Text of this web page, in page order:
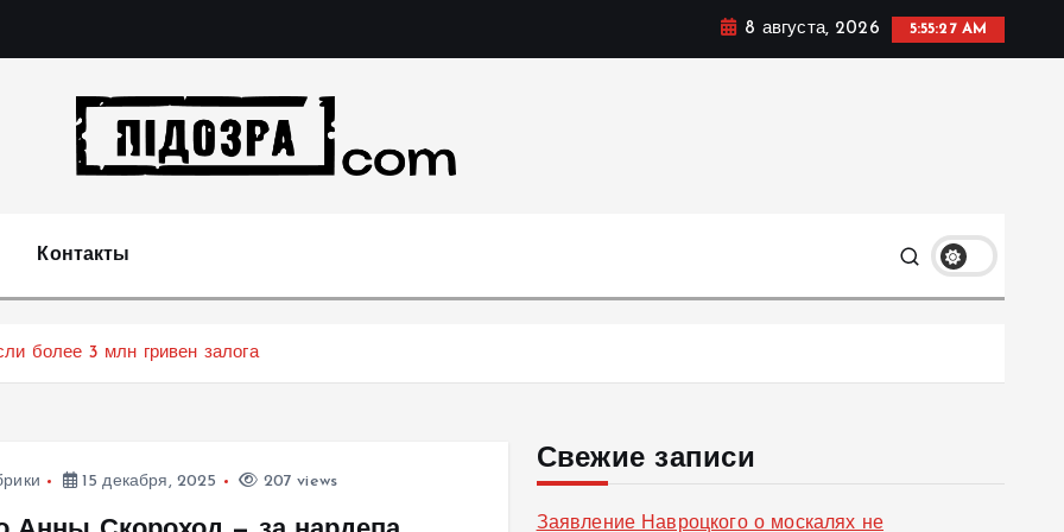
8 августа, 2026 5:55:27 AM
Контакты
более 3 млн гривен залога
15 декабря, 2025 207 views
Свежие записи
Заявление Навроцкого о москалях не